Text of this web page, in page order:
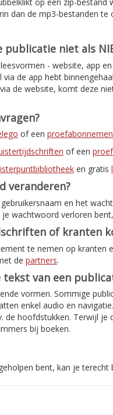
dan de mp3-bestanden te
niet als
- website, app
de app hebt
de website, komt deze
of een
of een
en gratis
veranderen?
en het
wachtwoord verloren
of kranten
te nemen op
de partners.
van een
vormen. Sommige
enkel audio en
de hoofdstukken. Terwijl
bij boeken.
bent, kan je terecht